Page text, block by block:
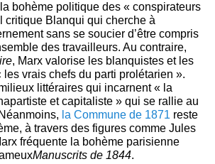
bohème politique des « conspirateurs
critique Blanqui qui cherche à
sans se soucier d’être compris
des travailleurs. Au contraire,
, Marx valorise les blanquistes et les
les vrais chefs du parti prolétarien ».
littéraires qui incarnent « la
et capitaliste » qui se rallie au
la Commune de 1871 reste
à travers des figures comme Jules
fréquente la bohème parisienne
Manuscrits de 1844.